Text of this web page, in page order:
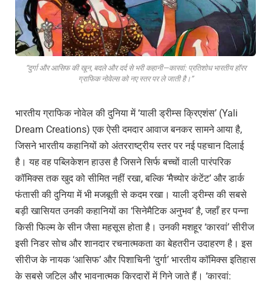
“दुर्गा और आसिफ की खून, बदले और दर्द से भरी कहानी—कारवां: प्रतिशोध भारतीय हॉरर
ग्राफिक नोवेल्स को नए स्तर पर ले जाती है।”
भारतीय ग्राफिक नोवेल की दुनिया में ‘याली ड्रीम्स क्रिएशंस’ (Yali
Dream Creations) एक ऐसी दमदार आवाज बनकर सामने आया है,
जिसने भारतीय कहानियों को अंतरराष्ट्रीय स्तर पर नई पहचान दिलाई
है। यह वह पब्लिकेशन हाउस है जिसने सिर्फ बच्चों वाली पारंपरिक
कॉमिक्स तक खुद को सीमित नहीं रखा, बल्कि ‘मैच्योर कंटेंट’ और डार्क
फंतासी की दुनिया में भी मजबूती से कदम रखा। याली ड्रीम्स की सबसे
बड़ी खासियत उनकी कहानियों का ‘सिनेमैटिक अनुभव’ है, जहाँ हर पन्ना
किसी फिल्म के सीन जैसा महसूस होता है। उनकी मशहूर ‘कारवां’ सीरीज
इसी निडर सोच और शानदार रचनात्मकता का बेहतरीन उदाहरण है। इस
सीरीज के नायक ‘आसिफ’ और पिशाचिनी ‘दुर्गा’ भारतीय कॉमिक्स इतिहास
के सबसे जटिल और भावनात्मक किरदारों में गिने जाते हैं। ‘कारवां: